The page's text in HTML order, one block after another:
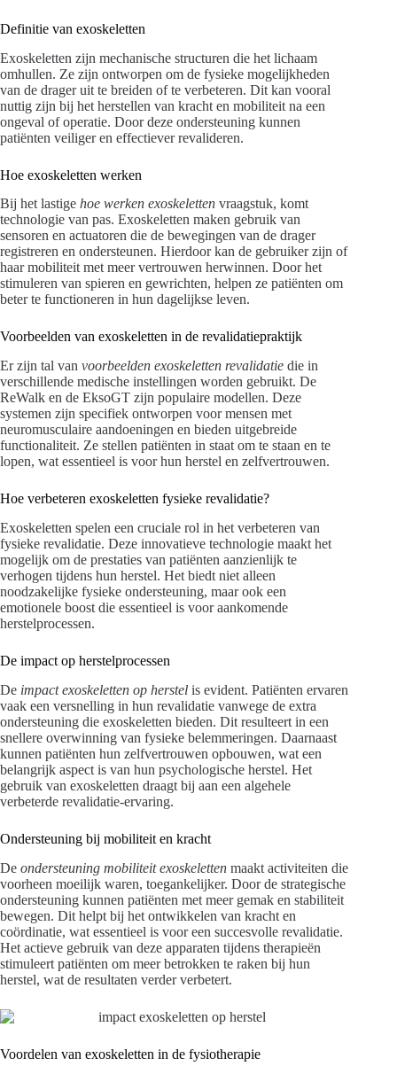
Definitie van exoskeletten
Exoskeletten zijn mechanische structuren die het lichaam
omhullen. Ze zijn ontworpen om de fysieke mogelijkheden
van de drager uit te breiden of te verbeteren. Dit kan vooral
nuttig zijn bij het herstellen van kracht en mobiliteit na een
ongeval of operatie. Door deze ondersteuning kunnen
patiënten veiliger en effectiever revalideren.
Hoe exoskeletten werken
Bij het lastige hoe werken exoskeletten vraagstuk, komt
technologie van pas. Exoskeletten maken gebruik van
sensoren en actuatoren die de bewegingen van de drager
registreren en ondersteunen. Hierdoor kan de gebruiker zijn of
haar mobiliteit met meer vertrouwen herwinnen. Door het
stimuleren van spieren en gewrichten, helpen ze patiënten om
beter te functioneren in hun dagelijkse leven.
Voorbeelden van exoskeletten in de revalidatiepraktijk
Er zijn tal van voorbeelden exoskeletten revalidatie die in
verschillende medische instellingen worden gebruikt. De
ReWalk en de EksoGT zijn populaire modellen. Deze
systemen zijn specifiek ontworpen voor mensen met
neuromusculaire aandoeningen en bieden uitgebreide
functionaliteit. Ze stellen patiënten in staat om te staan en te
lopen, wat essentieel is voor hun herstel en zelfvertrouwen.
Hoe verbeteren exoskeletten fysieke revalidatie?
Exoskeletten spelen een cruciale rol in het verbeteren van
fysieke revalidatie. Deze innovatieve technologie maakt het
mogelijk om de prestaties van patiënten aanzienlijk te
verhogen tijdens hun herstel. Het biedt niet alleen
noodzakelijke fysieke ondersteuning, maar ook een
emotionele boost die essentieel is voor aankomende
herstelprocessen.
De impact op herstelprocessen
De impact exoskeletten op herstel is evident. Patiënten ervaren
vaak een versnelling in hun revalidatie vanwege de extra
ondersteuning die exoskeletten bieden. Dit resulteert in een
snellere overwinning van fysieke belemmeringen. Daarnaast
kunnen patiënten hun zelfvertrouwen opbouwen, wat een
belangrijk aspect is van hun psychologische herstel. Het
gebruik van exoskeletten draagt bij aan een algehele
verbeterde revalidatie-ervaring.
Ondersteuning bij mobiliteit en kracht
De ondersteuning mobiliteit exoskeletten maakt activiteiten die
voorheen moeilijk waren, toegankelijker. Door de strategische
ondersteuning kunnen patiënten met meer gemak en stabiliteit
bewegen. Dit helpt bij het ontwikkelen van kracht en
coördinatie, wat essentieel is voor een succesvolle revalidatie.
Het actieve gebruik van deze apparaten tijdens therapieën
stimuleert patiënten om meer betrokken te raken bij hun
herstel, wat de resultaten verder verbetert.
Voordelen van exoskeletten in de fysiotherapie